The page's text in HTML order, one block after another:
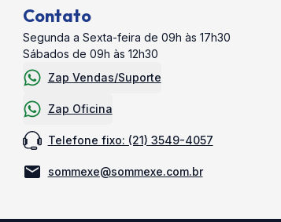
Contato
Segunda a Sexta-feira de 09h às 17h30
Sábados de 09h às 12h30
Zap Vendas/Suporte
Zap Oficina
Telefone fixo: (21) 3549-4057
sommexe@sommexe.com.br